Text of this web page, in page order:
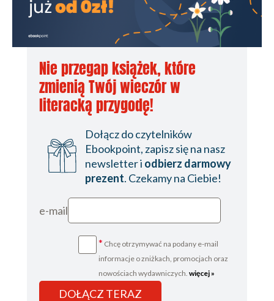
Nie przegap książek, które
zmienią Twój wieczór w
literacką przygodę!
Dołącz do czytelników
Ebookpoint, zapisz się na nasz
newsletter i odbierz darmowy
prezent. Czekamy na Ciebie!
e-mail
* Chcę otrzymywać na podany e-mail
informacje o zniżkach, promocjach oraz
nowościach wydawniczych. więcej »
DOŁĄCZ TERAZ